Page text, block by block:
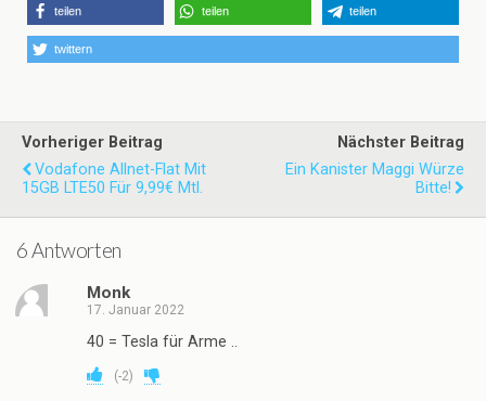
teilen teilen teilen
twittern
Vorheriger Beitrag
Vodafone Allnet-Flat Mit
15GB LTE50 Für 9,99€ Mtl.
Nächster Beitrag
Ein Kanister Maggi Würze
Bitte!
6 Antworten
Monk
17. Januar 2022
40 = Tesla für Arme ..
(-2)